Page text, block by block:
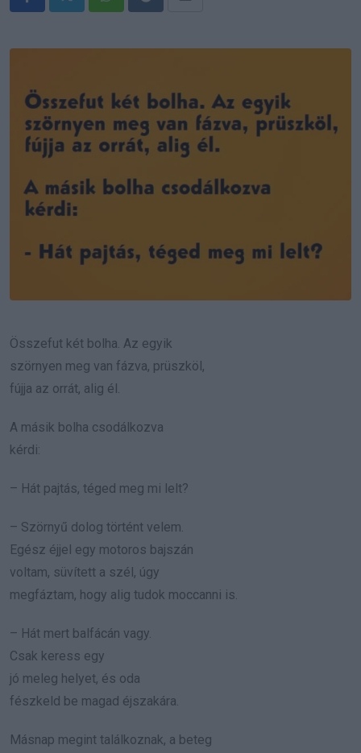
WhatsappRedditShare
Email
Összefut két bolha. Az egyik
szörnyen meg van fázva, prüszköl,
fújja az orrát, alig él.
A másik bolha csodálkozva
kérdi:
– Hát pajtás, téged meg mi lelt?
– Szörnyű dolog történt velem.
Egész éjjel egy motoros bajszán
voltam, süvített a szél, úgy
megfáztam, hogy alig tudok moccanni is.
– Hát mert balfácán vagy.
Csak keress egy
jó meleg helyet, és oda
fészkeld be magad éjszakára.
Másnap megint találkoznak, a beteg